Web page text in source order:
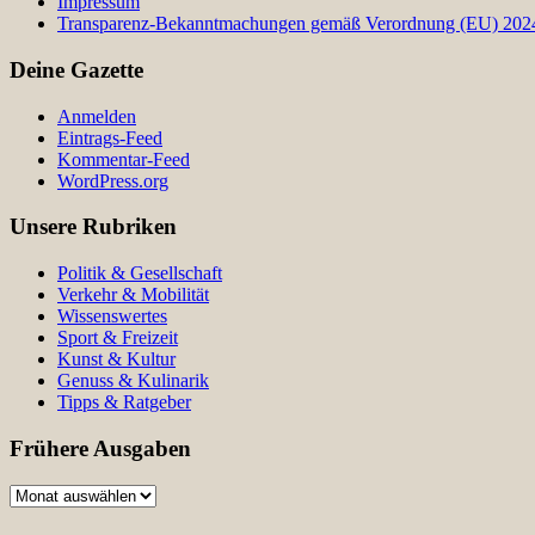
Transparenz-Bekanntmachungen gemäß Verordnung (EU)
Deine Gazette
Anmelden
Eintrags-Feed
Kommentar-Feed
WordPress.org
Unsere Rubriken
Politik & Gesellschaft
Verkehr & Mobilität
Wissenswertes
Sport & Freizeit
Kunst & Kultur
Genuss & Kulinarik
Tipps & Ratgeber
Frühere Ausgaben
Frühere